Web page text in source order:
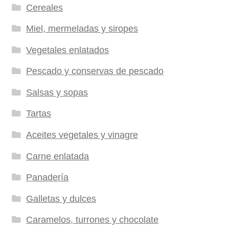
Cereales
Miel, mermeladas y siropes
Vegetales enlatados
Pescado y conservas de pescado
Salsas y sopas
Tartas
Aceites vegetales y vinagre
Carne enlatada
Panadería
Galletas y dulces
Caramelos, turrones y chocolate